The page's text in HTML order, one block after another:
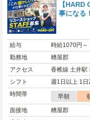
【
事になる
給与
時給1070円～
勤務地
糟屋郡
アクセス
香椎線 土井駅
シフト
週1日以上 1
時間帯
早朝
面接地
糟屋郡